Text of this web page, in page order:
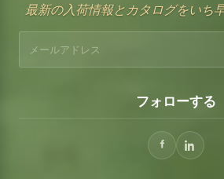
最新の入荷情報とカタログをいち
フォローする